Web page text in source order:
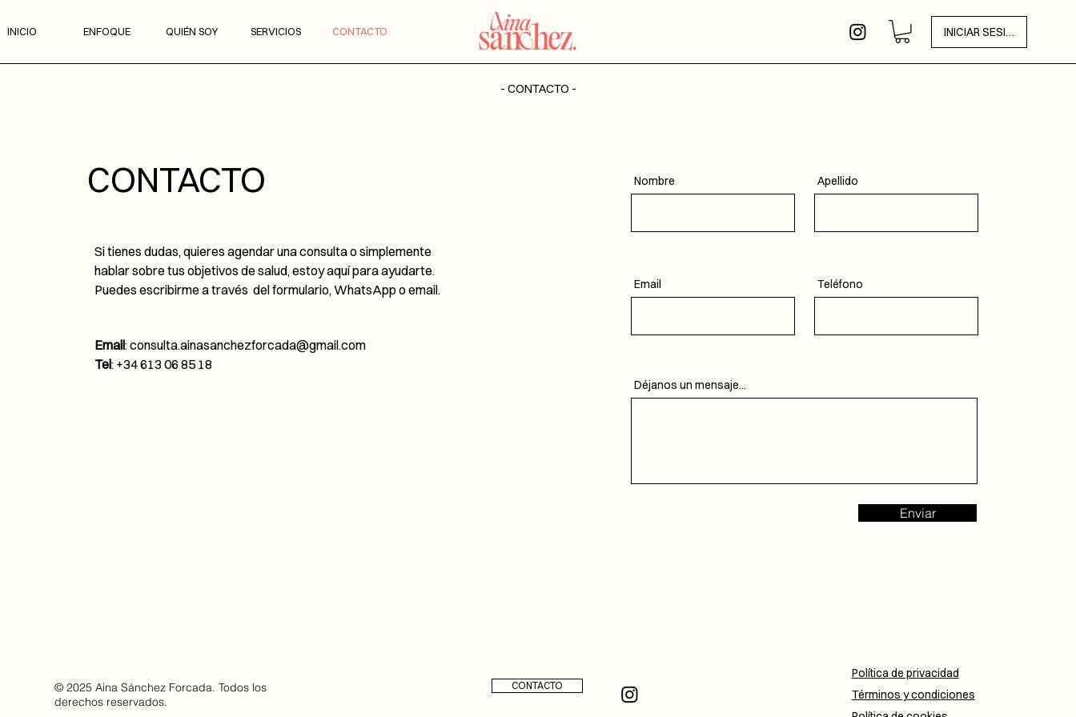
INICIO ENFOQUE QUIÉN SOY SERVICIOS CONTACTO INICIAR SESIÓN
CONTACTO
Si tienes dudas, quieres agendar una consulta o simplemente
hablar sobre tus objetivos de salud, estoy aquí para ayudarte.
Puedes escribirme a través del formulario, WhatsApp o email.
Email:consulta.ainasanchezforcada@gmail.com
Tel: +34 613 06 85 18
Nombre Apellido
Email Teléfono
Déjanos un mensaje...
Enviar
- CONTACTO -
© 2025 Aina Sánchez Forcada. Todos los
derechos reservados.
CONTACTO
Política de privacidad
Términos y condiciones